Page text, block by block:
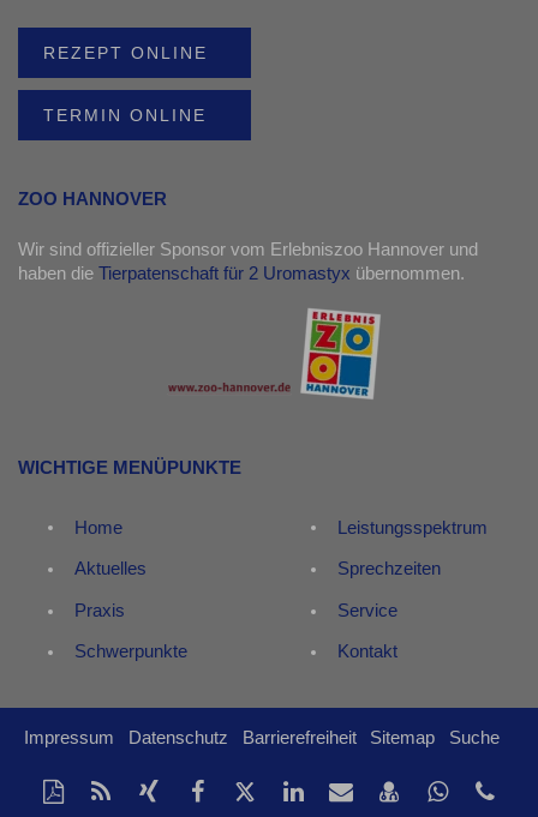
REZEPT ONLINE
TERMIN ONLINE
ZOO HANNOVER
Wir sind offizieller Sponsor vom Erlebniszoo Hannover und
haben die Tierpatenschaft für 2 Uromastyx übernommen.
WICHTIGE MENÜPUNKTE
Home
Aktuelles
Praxis
Schwerpunkte
Leistungsspektrum
Sprechzeiten
Service
Kontakt
Impressum Datenschutz Barrierefreiheit Sitemap Suche
Diese
Seite
RSS-
Feed
Auf
Xing
Auf
Facebook
Auf
Twitter
LinkedIn
Per
Mail
vCard
speichern
Auf
Whatsapp